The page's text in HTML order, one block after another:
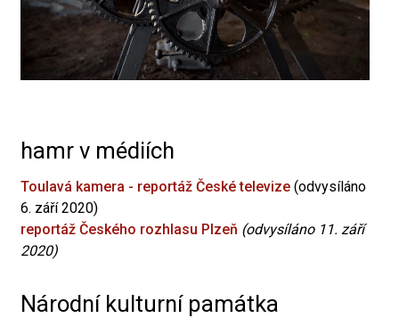
hamr v médiích
Toulavá kamera - reportáž České televize (odvysíláno
6. září 2020)
reportáž Českého rozhlasu Plzeň (odvysíláno 11. září
2020)
Národní kulturní památka